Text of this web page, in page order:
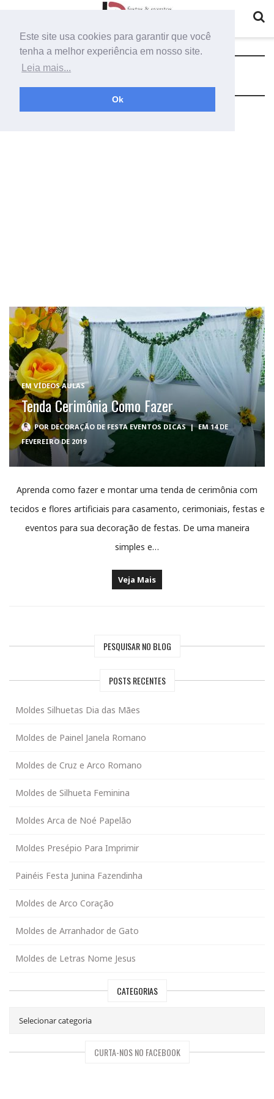
Este site usa cookies para garantir que você
tenha a melhor experiência em nosso site.
Leia mais...
Ok
Tag:tenda cerimonial
EM VÍDEOS AULAS
Tenda Cerimônia Como Fazer
POR DECORAÇÃO DE FESTA EVENTOS DICAS | EM 14 DE
FEVEREIRO DE 2019
Aprenda como fazer e montar uma tenda de cerimônia com
tecidos e flores artificiais para casamento, cerimoniais, festas e
eventos para sua decoração de festas. De uma maneira
simples e…
Veja Mais
PESQUISAR NO BLOG
POSTS RECENTES
Moldes Silhuetas Dia das Mães
Moldes de Painel Janela Romano
Moldes de Cruz e Arco Romano
Moldes de Silhueta Feminina
Moldes Arca de Noé Papelão
Moldes Presépio Para Imprimir
Painéis Festa Junina Fazendinha
Moldes de Arco Coração
Moldes de Arranhador de Gato
Moldes de Letras Nome Jesus
CATEGORIAS
CURTA-NOS NO FACEBOOK